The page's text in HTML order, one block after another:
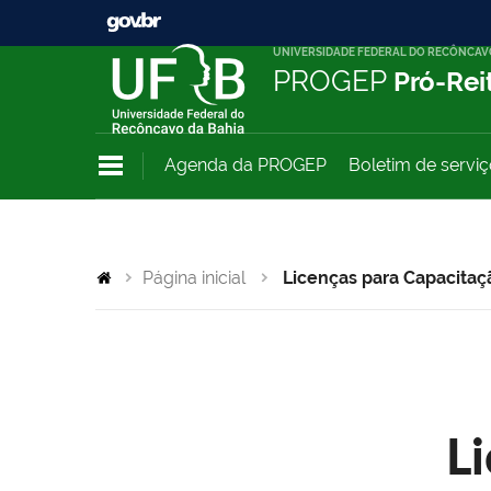
UNIVERSIDADE FEDERAL DO
PROGEP Pró-
Agenda da PROGEP Boletim de
Página inicial Licenças para